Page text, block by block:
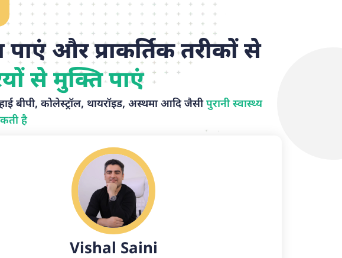
और प्राकर्तिक तरीकों से
से मुक्ति पाएं
कोलेस्ट्रॉल, थायरॉइड, अस्थमा आदि जैसीपुरानी स्वास्थ्य
है
Vishal Saini